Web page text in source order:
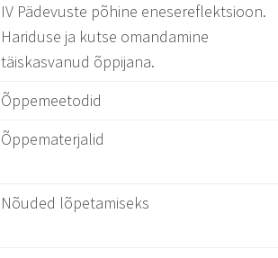
IV Pädevuste põhine enesereflektsioon.
Hariduse ja kutse omandamine
täiskasvanud õppijana.
Õppemeetodid
Õppematerjalid
Nõuded lõpetamiseks